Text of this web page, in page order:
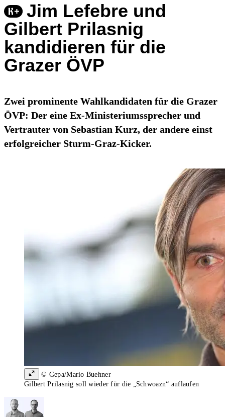
Jim Lefebre und
Gilbert Prilasnig
kandidieren für die
Grazer ÖVP
Zwei prominente Wahlkandidaten für die Grazer
ÖVP: Der eine Ex-Ministeriumssprecher und
Vertrauter von Sebastian Kurz, der andere einst
erfolgreicher Sturm-Graz-Kicker.
© Gepa/Mario Buehner
Gilbert Prilasnig soll wieder für die „Schwoazn“ auflaufen